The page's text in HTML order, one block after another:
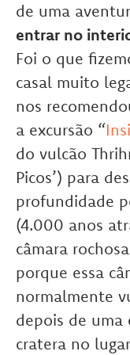
de uma
entrar no
Foi o que
casal muito
nos
a excursão “
do vulcão
Picos’) para
profundidade
(4.000 anos
câmara
porque essa
normalmente
depois de uma
cratera no